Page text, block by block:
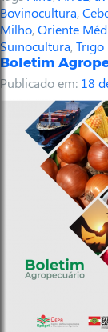
Bovinocultura,
Milho,Oriente
Suinocultura,Trigo
Boletim
Publicado em: 18